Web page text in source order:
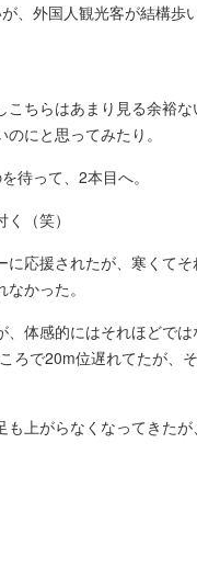
、外国人観光客が結構歩
こちらはあまり見る余裕な
にと思ってみたり。
待って、2本目へ。
（笑）
に応援されたが、寒くてそ
かった。
、体感的にはそれほどでは
ろで20m位遅れてたが、
も上がらなくなってきたが